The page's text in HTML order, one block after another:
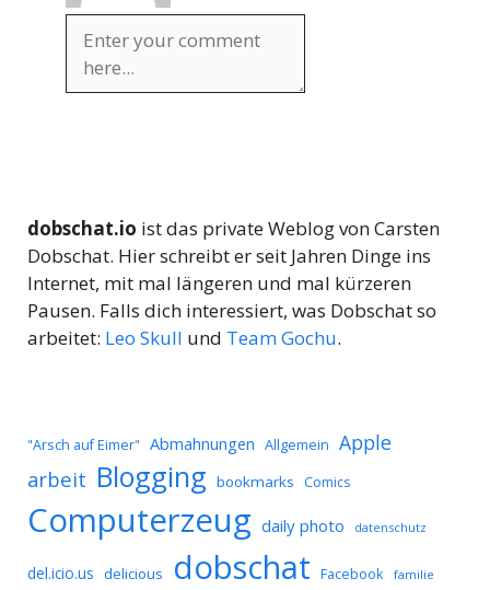
dobschat.io ist das private Weblog von Carsten
Dobschat. Hier schreibt er seit Jahren Dinge ins
Internet, mit mal längeren und mal kürzeren
Pausen. Falls dich interessiert, was Dobschat so
arbeitet: Leo Skull und Team Gochu.
"Arsch auf Eimer" Abmahnungen Allgemein Apple
arbeit Blogging bookmarks Comics
Computerzeug daily photo datenschutz
del.icio.us delicious dobschat Facebook familie